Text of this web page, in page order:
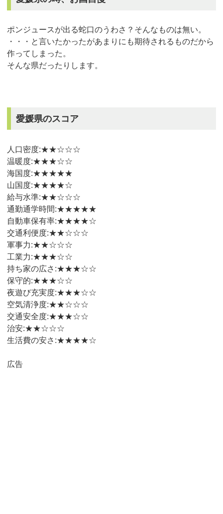
ポンジュースが出る蛇口のうわさ？そんなものは無い。
・・・と言いたかったがあまりにも期待されるものだから
作ってしまった。
そんな県だったりします。
愛媛県のスコア
人口密度:★★☆☆☆
温暖度:★★★☆☆
海国度:★★★★★
山国度:★★★★☆
給与水準:★★☆☆☆
通勤通学時間:★★★★★
自動車保有率:★★★★☆
交通利便度:★★☆☆☆
軍事力:★★☆☆☆
工業力:★★★☆☆
持ち家の広さ:★★★☆☆
保守的:★★★☆☆
夜遊び充実度:★★★☆☆
空気清浄度:★★☆☆☆
交通安全度:★★★☆☆
治安:★★☆☆☆
生活費の安さ:★★★★☆
広告